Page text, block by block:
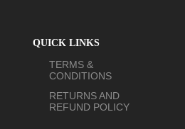
QUICK LINKS
TERMS &
CONDITIONS
RETURNS AND
REFUND POLICY